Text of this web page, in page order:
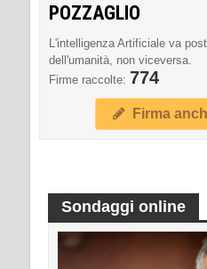
POZZAGLIO
L'intelligenza Artificiale va
dell'umanità, non viceversa.
Firme raccolte: 774
Firma
Sondaggi online